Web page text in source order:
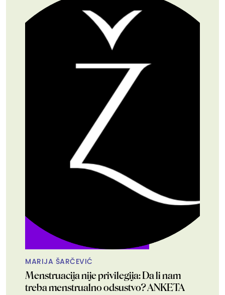
MARIJA ŠARČEVIĆ
Menstruacija nije privilegija: Da li nam
treba menstrualno odsustvo? ANKETA